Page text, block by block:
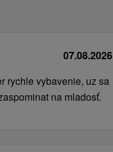
07.08.2026
rychle vybavenie, uz sa
na mladosť.